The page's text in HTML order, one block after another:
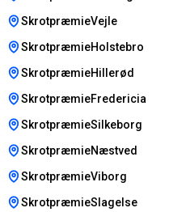
SkrotpræmieVejle
SkrotpræmieHolstebro
SkrotpræmieHillerød
SkrotpræmieFredericia
SkrotpræmieSilkeborg
SkrotpræmieNæstved
SkrotpræmieViborg
SkrotpræmieSlagelse